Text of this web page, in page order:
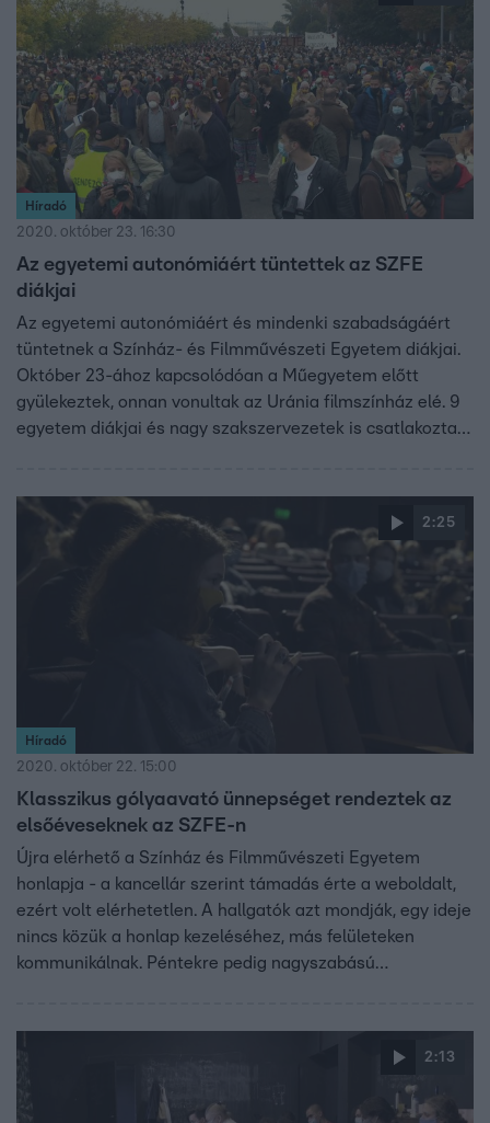
Híradó
2020. október 23. 16:30
Az egyetemi autonómiáért tüntettek az SZFE
diákjai
Az egyetemi autonómiáért és mindenki szabadságáért
tüntetnek a Színház- és Filmművészeti Egyetem diákjai.
Október 23-ához kapcsolódóan a Műegyetem előtt
gyülekeztek, onnan vonultak az Uránia filmszínház elé. 9
egyetem diákjai és nagy szakszervezetek is csatlakoztak
2:25
Híradó
2020. október 22. 15:00
Klasszikus gólyaavató ünnepséget rendeztek az
elsőéveseknek az SZFE-n
Újra elérhető a Színház és Filmművészeti Egyetem
honlapja - a kancellár szerint támadás érte a weboldalt,
ezért volt elérhetetlen. A hallgatók azt mondják, egy ideje
nincs közük a honlap kezeléséhez, más felületeken
kommunikálnak. Péntekre pedig nagyszabású
2:13